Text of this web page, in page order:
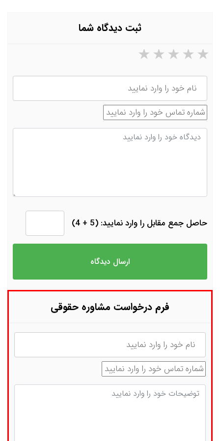
ثبت دیدگاه شما
۵ ستاره از ۵ ۴ ستاره از ۵ ۳ ستاره از ۵ ۲ ستاره از ۵
نام
شماره تماس
دیدگاه
حاصل جمع مقابل را وارد نمایید: (5 + 4)
فرم درخواست مشاوره حقوقی
نام
شماره تماس
توضیحات